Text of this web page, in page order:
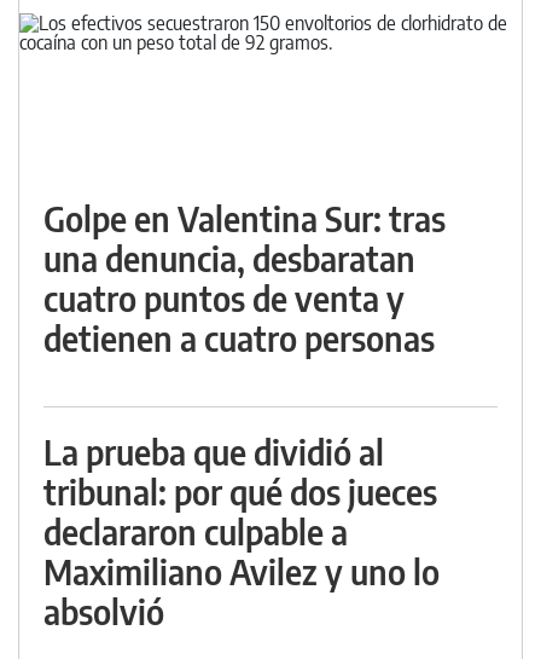
Golpe en Valentina Sur: tras
una denuncia, desbaratan
cuatro puntos de venta y
detienen a cuatro personas
La prueba que dividió al
tribunal: por qué dos jueces
declararon culpable a
Maximiliano Avilez y uno lo
absolvió